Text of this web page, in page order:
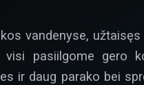
vandenyse,
pasiilgome gero
ir daug parako bei